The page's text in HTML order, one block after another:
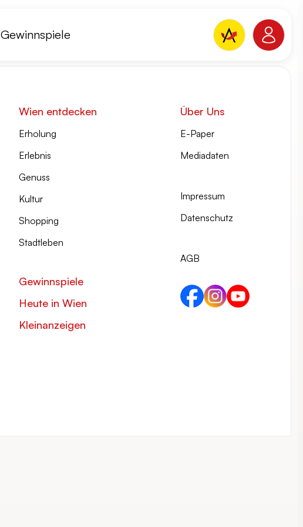
Gewinnspiele
Wien entdecken
Erholung
Erlebnis
Genuss
Kultur
Shopping
Stadtleben
Gewinnspiele
Heute in Wien
Kleinanzeigen
Über Uns
E-Paper
Mediadaten
Impressum
Datenschutz
AGB